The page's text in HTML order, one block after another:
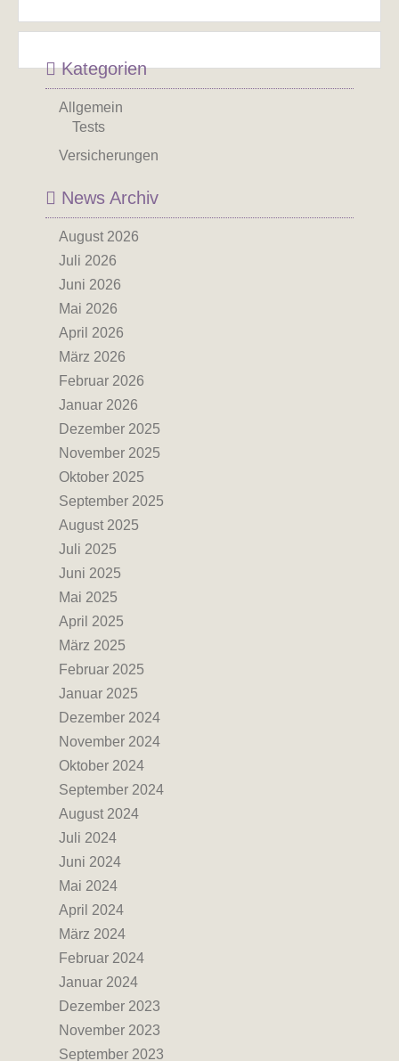
Kategorien
Allgemein
Tests
Versicherungen
News Archiv
August 2026
Juli 2026
Juni 2026
Mai 2026
April 2026
März 2026
Februar 2026
Januar 2026
Dezember 2025
November 2025
Oktober 2025
September 2025
August 2025
Juli 2025
Juni 2025
Mai 2025
April 2025
März 2025
Februar 2025
Januar 2025
Dezember 2024
November 2024
Oktober 2024
September 2024
August 2024
Juli 2024
Juni 2024
Mai 2024
April 2024
März 2024
Februar 2024
Januar 2024
Dezember 2023
November 2023
September 2023